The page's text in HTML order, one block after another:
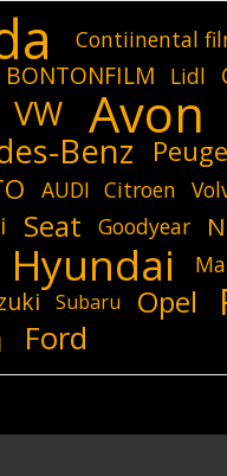
Contiinental
BONTONFILM Lidl
VW Avon
Benz
AUDI Citroen
Seat Goodyear
Hyundai
Subaru Opel
Ford